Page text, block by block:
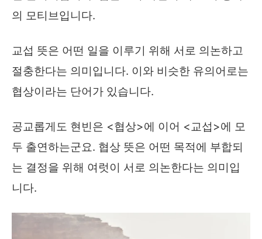
의 모티브입니다.
교섭 뜻은 어떤 일을 이루기 위해 서로 의논하고
절충한다는 의미입니다. 이와 비슷한 유의어로는
협상이라는 단어가 있습니다.
공교롭게도 현빈은 <협상>에 이어 <교섭>에 모
두 출연하는군요. 협상 뜻은 어떤 목적에 부합되
는 결정을 위해 여럿이 서로 의논한다는 의미입
니다.